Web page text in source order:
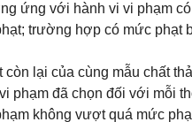
ứng với hành vi vi phạm
trường hợp có mức phạt
lại của cùng mẫu chất
phạm đã chọn đối với mỗi
không vượt quá mức